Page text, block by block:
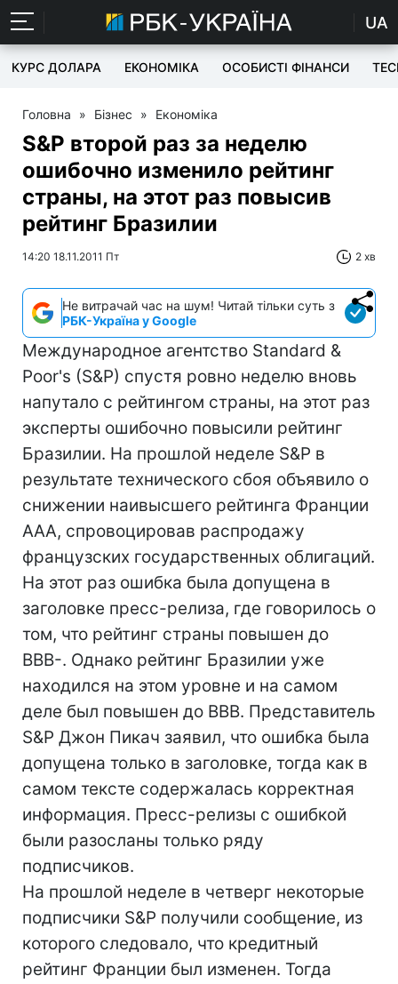
UA
КУРС ДОЛАРА ЕКОНОМІКА ОСОБИСТІ ФІНАНСИ
Головна » Бізнес » Економіка
S&P второй раз за неделю
ошибочно изменило рейтинг
страны, на этот раз повысив
рейтинг Бразилии
14:20 18.11.2011 Пт 2 хв
Не витрачай час на шум! Читай тільки суть з
РБК-Україна у Google
Международное агентство Standard &
Poor's (S&P) спустя ровно неделю вновь
напутало с рейтингом страны, на этот раз
эксперты ошибочно повысили рейтинг
Бразилии. На прошлой неделе S&P в
результате технического сбоя объявило о
снижении наивысшего рейтинга Франции
AAA, спровоцировав распродажу
французских государственных облигаций.
На этот раз ошибка была допущена в
заголовке пресс-релиза, где говорилось о
том, что рейтинг страны повышен до
ВВВ-. Однако рейтинг Бразилии уже
находился на этом уровне и на самом
деле был повышен до ВВВ. Представитель
S&P Джон Пикач заявил, что ошибка была
допущена только в заголовке, тогда как в
самом тексте содержалась корректная
информация. Пресс-релизы с ошибкой
были разосланы только ряду
подписчиков.
На прошлой неделе в четверг некоторые
подписчики S&P получили сообщение, из
которого следовало, что кредитный
рейтинг Франции был изменен. Тогда